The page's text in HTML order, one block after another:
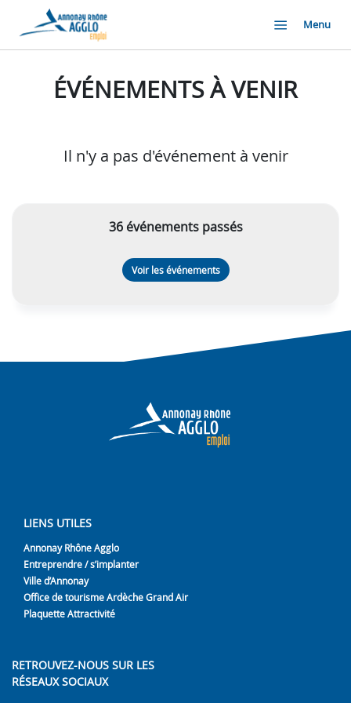
Menu
ÉVÉNEMENTS À VENIR
Il n'y a pas d'événement à venir
36 événements passés
Voir les événements
LIENS UTILES
Annonay Rhône Agglo
Entreprendre / s’implanter
Ville d’Annonay
Office de tourisme Ardèche Grand Air
Plaquette Attractivité
RETROUVEZ-NOUS SUR LES
RÉSEAUX SOCIAUX